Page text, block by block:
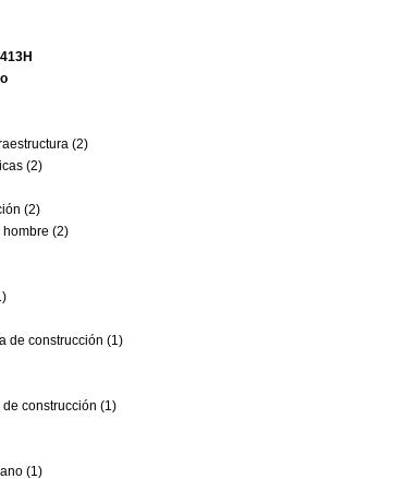
(2)
(2)
(2)
(2)
de construcción (1)
de construcción (1)
(1)